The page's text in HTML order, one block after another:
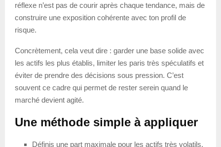
réflexe n’est pas de courir après chaque tendance, mais de
construire une exposition cohérente avec ton profil de
risque.
Concrètement, cela veut dire : garder une base solide avec
les actifs les plus établis, limiter les paris très spéculatifs et
éviter de prendre des décisions sous pression. C’est
souvent ce cadre qui permet de rester serein quand le
marché devient agité.
Une méthode simple à appliquer
Définis une part maximale pour les actifs très volatils.